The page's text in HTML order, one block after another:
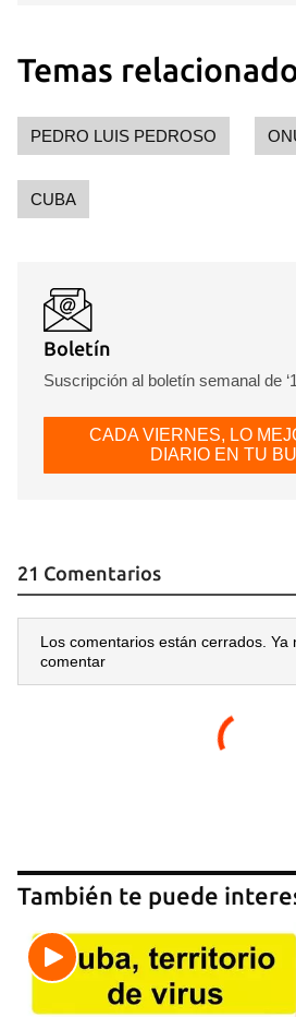
iniciar sesión con tu cuenta de
Temas
PEDRO LUIS PEDROSO
CUBA
Boletín
Suscripción al boletín semanal de
CADA VIERNES, LO
DIARIO EN TU
21 Comentarios
Los comentarios están cerrados. Ya
comentar
También te puede